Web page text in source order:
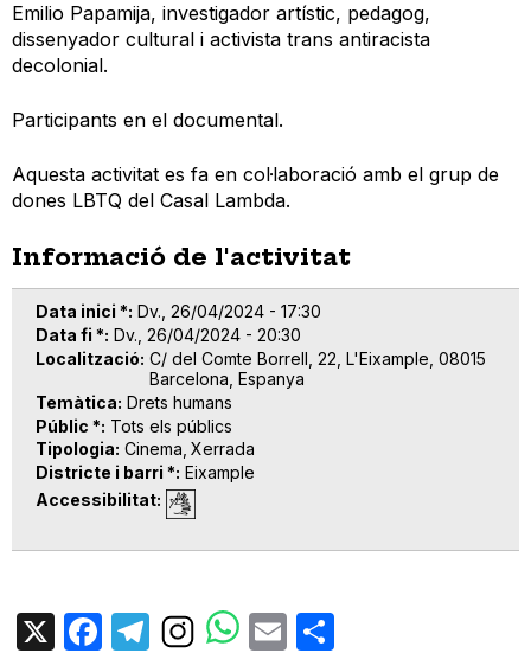
Emilio Papamija, investigador artístic, pedagog,
dissenyador cultural i activista trans antiracista
decolonial.
Participants en el documental.
Aquesta activitat es fa en col·laboració amb el grup de
dones LBTQ del Casal Lambda.
Informació de l'activitat
Data inici * Dv., 26/04/2024 - 17:30
Data fi * Dv., 26/04/2024 - 20:30
Localització C/ del Comte Borrell, 22, L'Eixample, 08015
Barcelona, Espanya
Temàtica Drets humans
Públic * Tots els públics
Tipologia Cinema Xerrada
Districte i barri * Eixample
Accessibilitat
X Facebook
TelegramEmail